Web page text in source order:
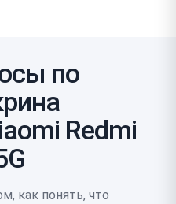
по
Redmi
как понять, что